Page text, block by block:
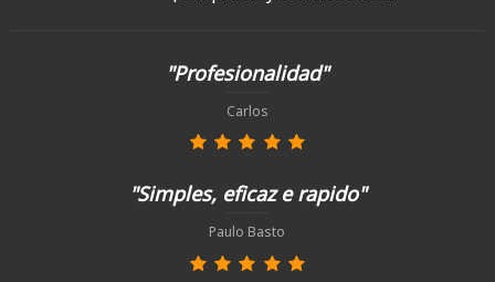
"Profesionalidad"
Carlos
"Simples, eficaz e rapido"
Paulo Basto